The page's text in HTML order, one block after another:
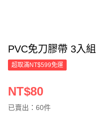
PVC免刀膠帶 3入組
超取滿NT$599免運
NT$80
已賣出：60件